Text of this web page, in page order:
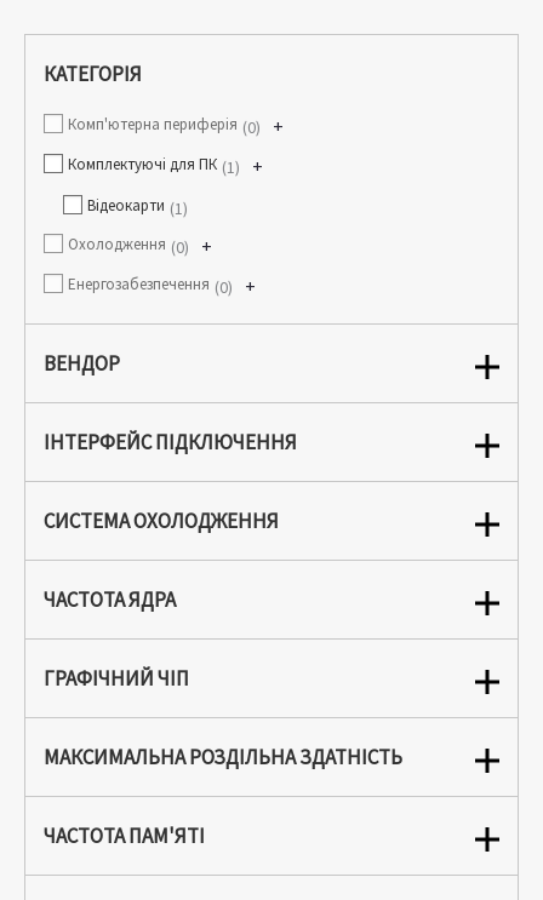
КАТЕГОРІЯ
Комп'ютерна периферія +
0
Комплектуючі для ПК +
1
Відеокарти 1
Охолодження +
0
Енергозабезпечення +
0
ВЕНДОР
ІНТЕРФЕЙС ПІДКЛЮЧЕННЯ
СИСТЕМА ОХОЛОДЖЕННЯ
ЧАСТОТА ЯДРА
ГРАФІЧНИЙ ЧІП
МАКСИМАЛЬНА РОЗДІЛЬНА ЗДАТНІСТЬ
ЧАСТОТА ПАМ'ЯТІ